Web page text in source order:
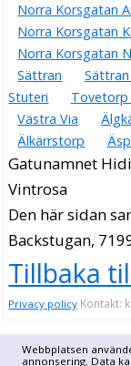
Webbplatsen
annonsering. Data
Norra Korsgatan
Norra Korsgatan
Norra Korsgatan
Sättran
Stuteri
Tovetorp
Västra Via
Älkärrstorp
Gatunamnet
Vintrosa
Den här sidan
Backstugan,
Tillbaka
Privacy policy Kontakt: